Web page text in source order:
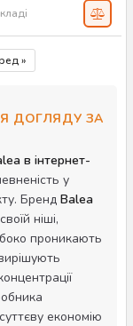
»
ДОГЛЯДУ ЗА
в інтернет-
у
Бренд Balea
ніші,
проникають
економію